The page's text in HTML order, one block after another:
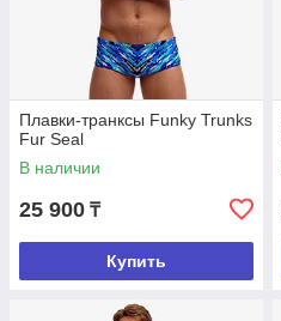
Плавки-транксы Funky Trunks
Fur Seal
В наличии
25 900 ₸
Купить